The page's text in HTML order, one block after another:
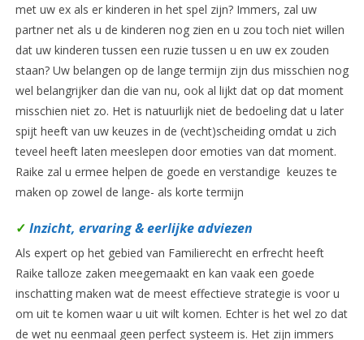
met uw ex als er kinderen in het spel zijn? Immers, zal uw
partner net als u de kinderen nog zien en u zou toch niet willen
dat uw kinderen tussen een ruzie tussen u en uw ex zouden
staan? Uw belangen op de lange termijn zijn dus misschien nog
wel belangrijker dan die van nu, ook al lijkt dat op dat moment
misschien niet zo. Het is natuurlijk niet de bedoeling dat u later
spijt heeft van uw keuzes in de (vecht)scheiding omdat u zich
teveel heeft laten meeslepen door emoties van dat moment.
Raike zal u ermee helpen de goede en verstandige keuzes te
maken op zowel de lange- als korte termijn
✓ Inzicht, ervaring & eerlijke adviezen
Als expert op het gebied van Familierecht en erfrecht heeft
Raike talloze zaken meegemaakt en kan vaak een goede
inschatting maken wat de meest effectieve strategie is voor u
om uit te komen waar u uit wilt komen. Echter is het wel zo dat
de wet nu eenmaal geen perfect systeem is. Het zijn immers